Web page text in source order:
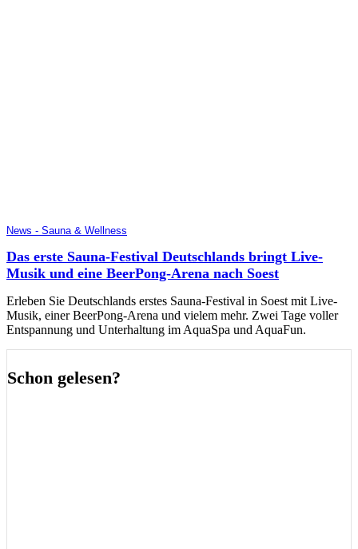
News - Sauna & Wellness
Das erste Sauna-Festival Deutschlands bringt Live-
Musik und eine BeerPong-Arena nach Soest
Erleben Sie Deutschlands erstes Sauna-Festival in Soest mit Live-
Musik, einer BeerPong-Arena und vielem mehr. Zwei Tage voller
Entspannung und Unterhaltung im AquaSpa und AquaFun.
Schon gelesen?